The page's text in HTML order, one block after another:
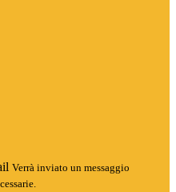
Verrà inviato un messaggio